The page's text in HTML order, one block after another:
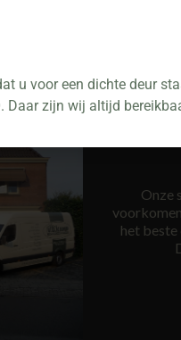
Onze
het
u voor een dichte deur
Daar zijn wij altijd